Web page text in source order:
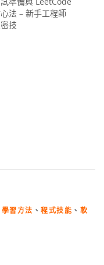
法 – 新手工程師
技
學習方法 、 程式技能 、 軟